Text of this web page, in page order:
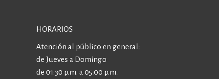
HORARIOS
Atención al público en general:
de Jueves a Domingo
de 01:30 p.m. a 05:00 p.m.